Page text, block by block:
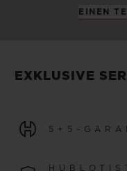
EINEN
EXKLUSIVE
5+5-